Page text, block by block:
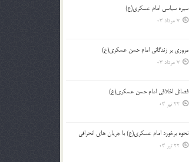
سیره سیاسی امام عسکری(ع)
7 مرداد 03
مروری بر زندگانی امام حسن عسکری(ع)
7 مرداد 03
فضائل اخلاقی امام حسن عسکری(ع)
22 تیر 03
نحوه برخورد امام عسکری(ع) با جریان های انحرافی
22 تیر 03